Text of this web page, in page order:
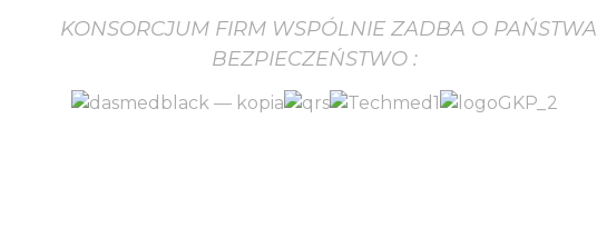
KONSORCJUM FIRM WSPÓLNIE ZADBA O PAŃSTWA
BEZPIECZEŃSTWO :